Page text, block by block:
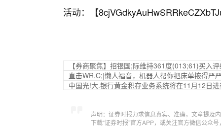
活动：【
【券商聚焦】招银国;际维持361度(013;61)买入
直击WR.C;|懒人福音，机器人帮你把床单掖得严
中国光!大.银行黄金积存业务系统将在11月12日
声明：证券时报力求信息真实、准确，文章提及
下载“证券时报”官方APP，或关注官方微信公众